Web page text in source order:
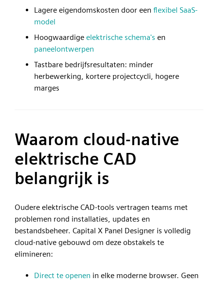
Lagere eigendomskosten door een flexibel SaaS-
model
Hoogwaardige elektrische schema's en
paneelontwerpen
Tastbare bedrijfsresultaten: minder
herbewerking, kortere projectcycli, hogere
marges
Waarom cloud-native
elektrische CAD
belangrijk is
Oudere elektrische CAD-tools vertragen teams met
problemen rond installaties, updates en
bestandsbeheer. Capital X Panel Designer is volledig
cloud-native gebouwd om deze obstakels te
elimineren:
Direct te openen in elke moderne browser. Geen